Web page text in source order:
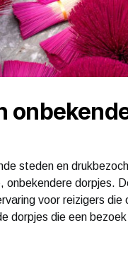
steden en
onbekendere dorpjes.
voor reizigers
dorpjes die een